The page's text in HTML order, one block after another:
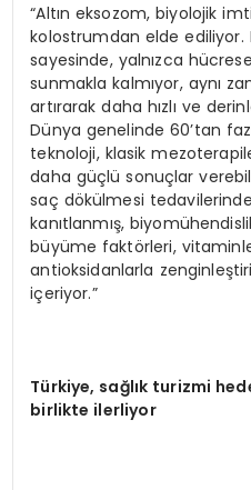
“Altın eksozom, biyolojik
kolostrumdan elde
sayesinde, yalnızca
sunmakla kalmıyor, aynı
artırarak daha hızlı ve
Dünya genelinde 60’tan
teknoloji, klasik
daha güçlü sonuçlar
saç dökülmesi
kanıtlanmış,
büyüme faktörleri,
antioksidanlarla
içeriyor.”
Türkiye, sağlık turizmi
birlikte ilerliyor